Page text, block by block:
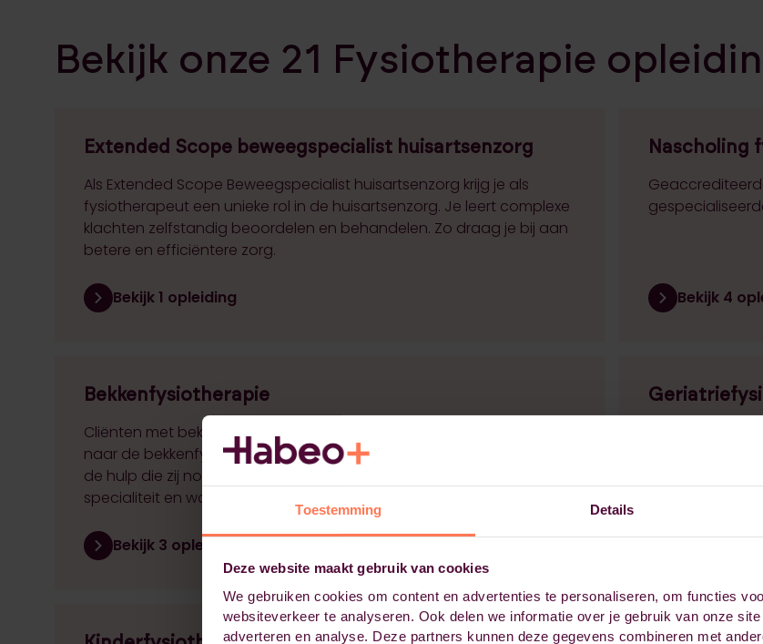
Toestemming Details
Deze website maakt gebruik van cookies
We gebruiken cookies om content en advertenties te personaliseren, om functies
websiteverkeer te analyseren. Ook delen we informatie over je gebruik van onze
adverteren en analyse. Deze partners kunnen deze gegevens combineren met
Bekijk onze 21 Fysiotherapie
Extended Scope beweegspecialist huisartsenzorg
Als Extended Scope Beweegspecialist huisartsenzorg krijg je als
fysiotherapeut een unieke rol in de huisartsenzorg. Je leert complexe
klachten zelfstandig beoordelen en behandelen. Zo draag je bij aan
betere en efficiëntere zorg.
Bekijk 1 opleiding
Nascholing
Bekijk 4
Bekkenfysiotherapie
Cliënten met bekken(bodem)gerelateerde problemen weten de weg
naar de bekkenfysiotherapie steeds beter te vinden en krijgen daar
de hulp die zij nodig hebben. Ontdek meer over deze veelgevraagde
specialiteit en wat jij ermee kunt bereiken.
Bekijk 3 opleidingen
Maak het
opleiding leer
Bekijk 3